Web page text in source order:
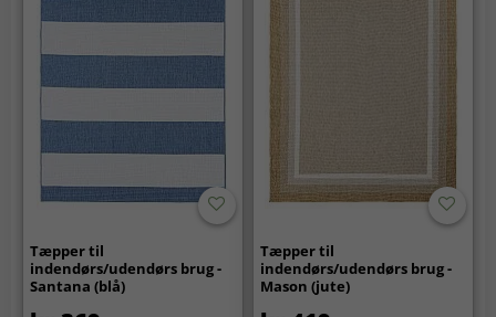
Tæpper til
indendørs/udendørs brug -
Santana (blå)
Tæpper til
indendørs/udendørs brug -
Mason (jute)